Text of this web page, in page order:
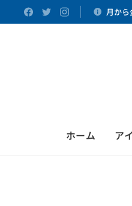
月から
ホーム ア